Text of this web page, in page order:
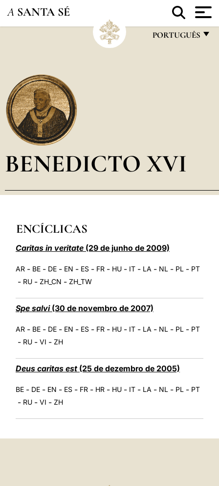
A SANTA SÉ
PORTUGUÊS
POLSKI
العربيّة
BENEDICTO XVI
ENCÍCLICAS
Caritas in veritate (29 de junho de 2009)
AR - BE - DE - EN - ES - FR - HU - IT - LA - NL - PL - PT
- RU - ZH_CN - ZH_TW
Spe salvi(30 de novembro de 2007)
AR - BE - DE - EN - ES - FR - HU - IT - LA - NL - PL - PT
- RU - VI - ZH
Deus caritas est (25 de dezembro de 2005)
BE - DE - EN - ES - FR - HR - HU - IT - LA - NL - PL - PT
- RU - VI - ZH